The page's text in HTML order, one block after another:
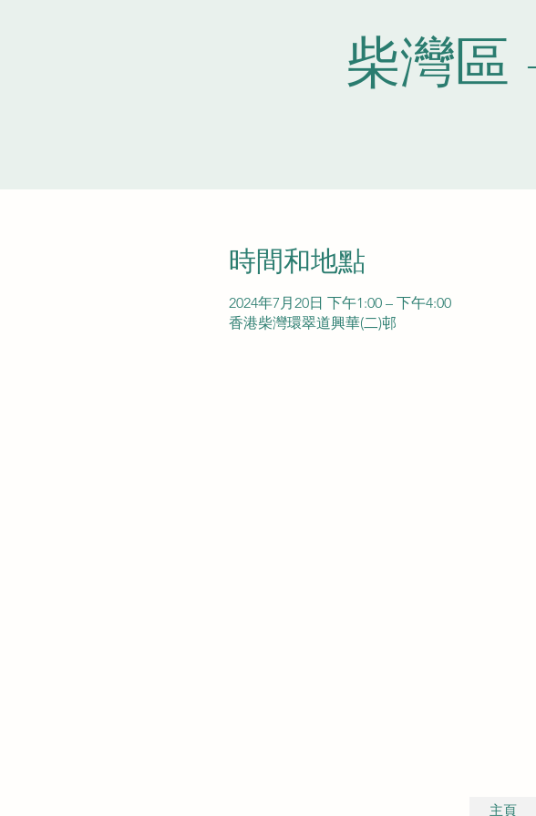
柴灣區
時間和地點
2024年7月20日 下午1:00 – 下午4:00
香港柴灣環翠道興華(二)邨
主頁